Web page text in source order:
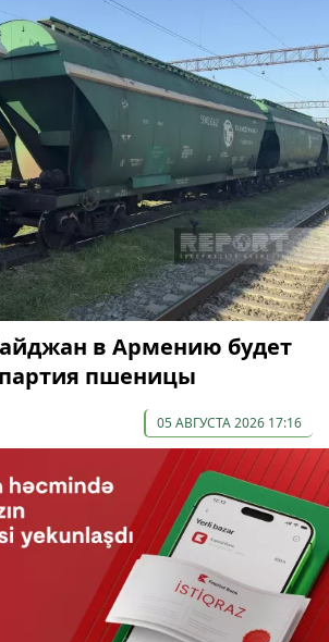
в Армению будет
пшеницы
05 АВГУСТА 2026 17:16